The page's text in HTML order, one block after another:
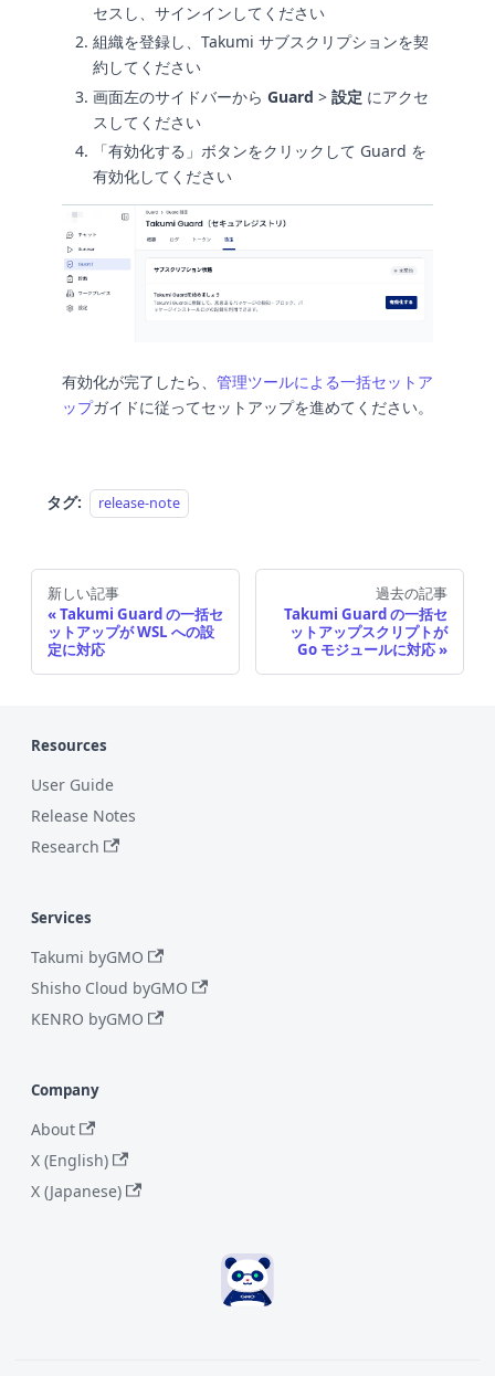
セスし、サインインしてください
組織を登録し、Takumi サブスクリプションを契
約してください
画面左のサイドバーから Guard > 設定 にアクセ
スしてください
「有効化する」ボタンをクリックして Guard を
有効化してください
有効化が完了したら、 管理ツールによる一括セットア
ップガイドに従ってセットアップを進めてください。
タグ: release-note
新しい記事
Takumi Guard の一括セ
ットアップが WSL への設
定に対応
過去の記事
Takumi Guard の一括セ
ットアップスクリプトが
Go モジュールに対応
Resources
User Guide
Release Notes
Research
Services
Takumi byGMO
Shisho Cloud byGMO
KENRO byGMO
Company
About
X (English)
X (Japanese)